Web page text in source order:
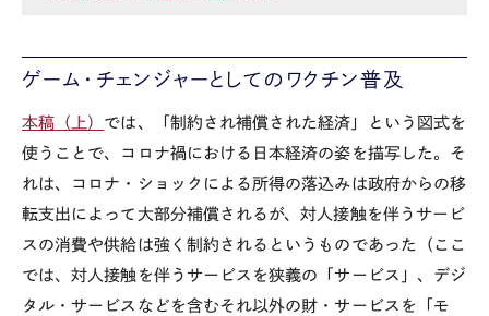
ゲーム・チェンジャーとしてのワクチン普及
本稿（上） では、「制約され補償された経済」という図式を
使うことで、コロナ禍における日本経済の姿を描写した。そ
れは、コロナ・ショックによる所得の落込みは政府からの移
転支出によって大部分補償されるが、対人接触を伴うサービ
スの消費や供給は強く制約されるというものであった（ここ
では、対人接触を伴うサービスを狭義の「サービス」、デジ
タル・サービスなどを含むそれ以外の財・サービスを「モ